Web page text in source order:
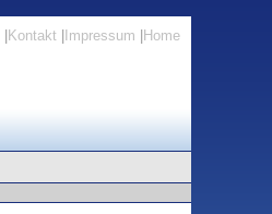
Kontakt| Impressum Home